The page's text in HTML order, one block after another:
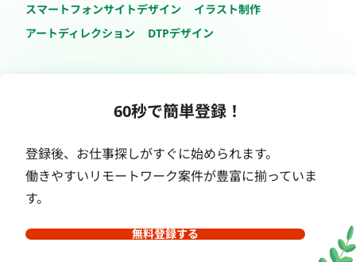
スマートフォンサイトデザイン
イラスト制作
アートディレクション
DTPデザイン
60秒で簡単登録！
登録後、お仕事探しがすぐに始められます。
働きやすいリモートワーク案件が豊富に揃っていま
す。
無料登録する